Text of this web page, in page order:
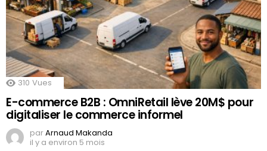
310 Vues
E-commerce B2B : OmniRetail lève 20M$ pour
digitaliser le commerce informel
parArnaud Makanda
il y a environ 5 mois